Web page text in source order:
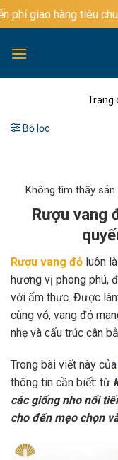
Bỏ
qua
dung
tiêu chuẩn cho các
Trang
Bộ lọc
Không tìm thấy
Rượu vang
Rượu vang đỏ luôn
hương vị phong phú,
với ẩm thực. Được
cùng vỏ, vang đỏ
nhẹ và cấu trúc cân
Trong bài viết này của
thông tin cần biết: từ
các giống nho nổi
cho đến mẹo chọn